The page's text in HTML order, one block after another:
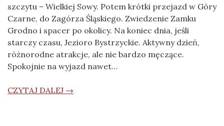
szczytu – Wielkiej Sowy. Potem krótki przejazd w Góry
Czarne, do Zagórza Śląskiego. Zwiedzenie Zamku
Grodno i spacer po okolicy. Na koniec dnia, jeśli
starczy czasu, Jezioro Bystrzyckie. Aktywny dzień,
różnorodne atrakcje, ale nie bardzo męczące.
Spokojnie na wyjazd nawet…
CZYTAJ DALEJ →